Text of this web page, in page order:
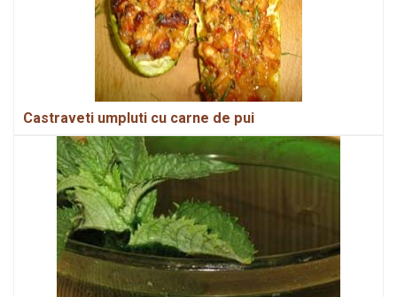
Castraveti umpluti cu carne de pui